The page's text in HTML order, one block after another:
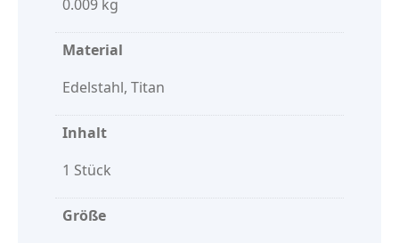
0.009 kg
Material
Edelstahl, Titan
Inhalt
1 Stück
Größe